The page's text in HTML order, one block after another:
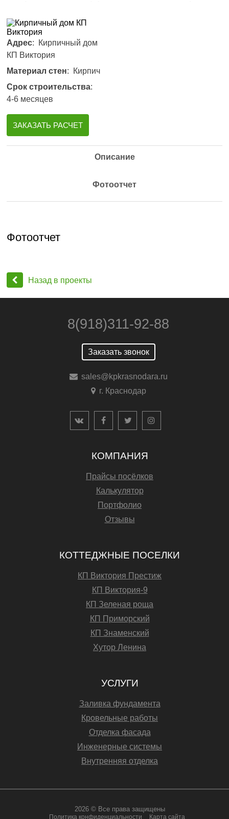
Адрес: Кирпичный дом
КП Виктория
Материал стен: Кирпич
Срок строительства:
4-6 месяцев
ЗАКАЗАТЬ РАСЧЕТ
Описание
Фотоотчет
Фотоотчет
Назад в проекты
8(918)311-92-88
Заказать звонок
sales@kpkrasnodara.ru
г. Краснодар
КОМПАНИЯ
Прайсы посёлков
Калькулятор
Портфолио
Отзывы
КОТТЕДЖНЫЕ ПОСЕЛКИ
КП Виктория Престиж
КП Виктория-9
КП Зеленая роща
КП Приморский
КП Знаменский
Хутор Ленина
УСЛУГИ
Заливка фундамента
Кровельные работы
Отделка фасада
Инженерные системы
Внутренняя отделка
2026 © Все права защищены
Политика конфиденциальности Карта сайта